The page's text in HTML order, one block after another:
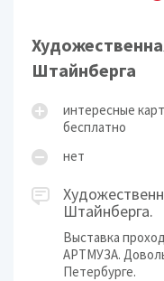
Штайнберга
интересные
бесплатно
нет
Штайнберга.
Выставка
АРТМУЗА.
Петербурге.